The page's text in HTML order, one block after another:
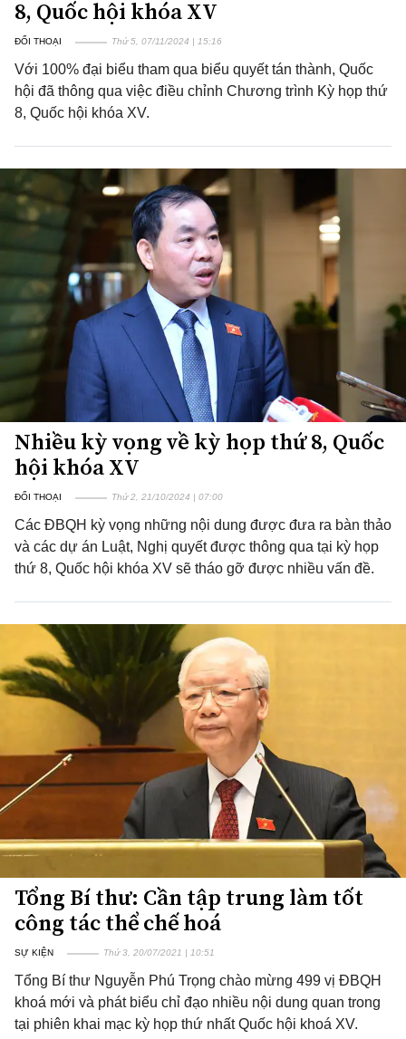
8, Quốc hội khóa XV
ĐỐI THOẠI Thứ 5, 07/11/2024 | 15:16
Với 100% đại biểu tham qua biểu quyết tán thành, Quốc
hội đã thông qua việc điều chỉnh Chương trình Kỳ họp thứ
8, Quốc hội khóa XV.
Nhiều kỳ vọng về kỳ họp thứ 8, Quốc
hội khóa XV
ĐỐI THOẠI Thứ 2, 21/10/2024 | 07:00
Các ĐBQH kỳ vọng những nội dung được đưa ra bàn thảo
và các dự án Luật, Nghị quyết được thông qua tại kỳ họp
thứ 8, Quốc hội khóa XV sẽ tháo gỡ được nhiều vấn đề.
Tổng Bí thư: Cần tập trung làm tốt
công tác thể chế hoá
SỰ KIỆN Thứ 3, 20/07/2021 | 10:51
Tổng Bí thư Nguyễn Phú Trọng chào mừng 499 vị ĐBQH
khoá mới và phát biểu chỉ đạo nhiều nội dung quan trong
tại phiên khai mạc kỳ họp thứ nhất Quốc hội khoá XV.